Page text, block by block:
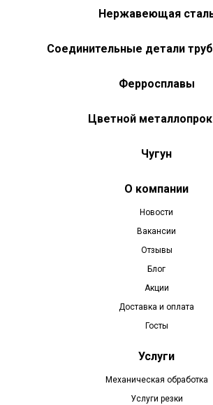
Нержавеющая
Соединительные детали
Ферросплавы
Цветной
Чугун
О компании
Новости
Вакансии
Отзывы
Блог
Акции
Доставка и оплата
Госты
Услуги
Механическая обработка
Услуги резки